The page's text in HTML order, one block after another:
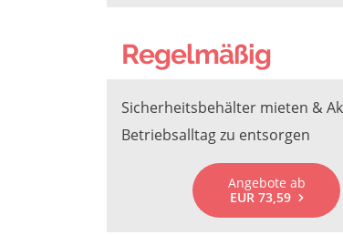
Regelmäßig
Sicherheitsbehälter mieten &
Betriebsalltag zu entsorgen
Angebote ab
EUR 73,59